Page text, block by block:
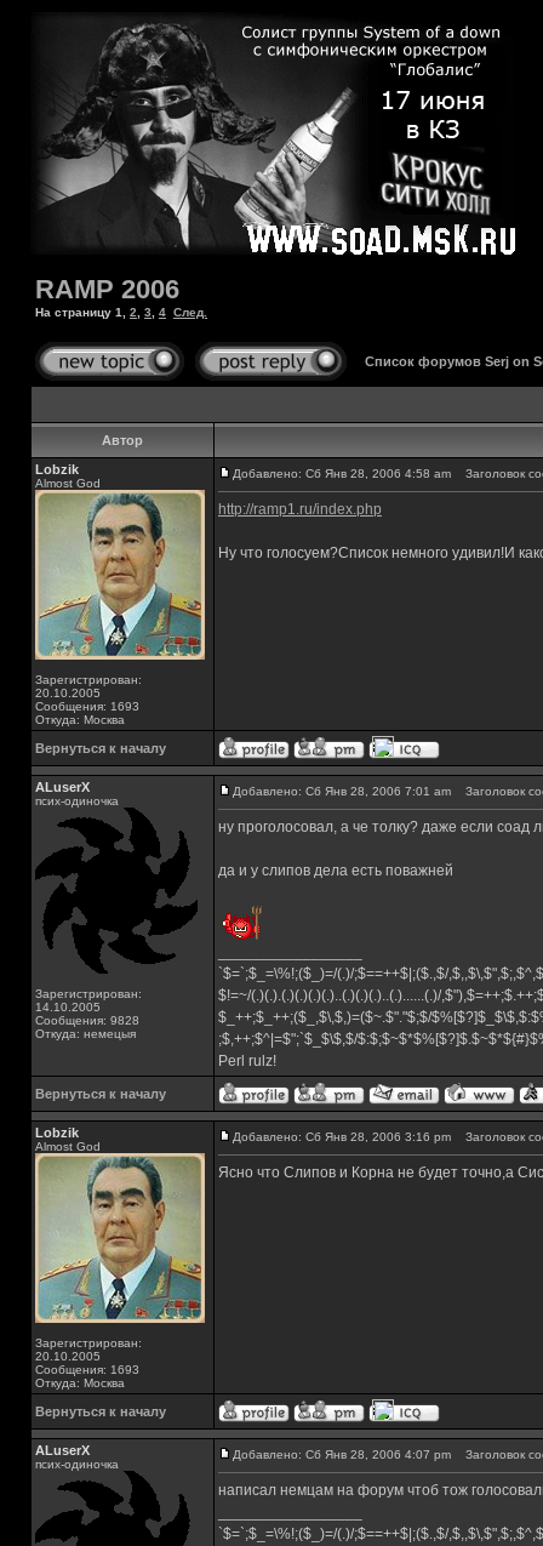
RAMP 2006
На страницу 1 2 3 4 След.
Список форумов Serj on
Автор
Lobzik
Almost God
Зарегистрирован:
20.10.2005
Сообщения: 1693
Откуда: Москва
Добавлено: Сб Янв 28, 2006 4:58 am Заголовок
http://ramp1.ru/index.php
Ну что голосуем?Список немного удивил!И
Вернуться к началу
ALuserX
псих-одиночка
Зарегистрирован:
14.10.2005
Сообщения: 9828
Откуда: немецыя
Добавлено: Сб Янв 28, 2006 7:01 am Заголовок
ну проголосовал, а че толку? даже если
да и у слипов дела есть поважней
`$=`;$_=\%!;($_)=/(.)/;$==++$|;($.,$/
$!=~/(.)(.).(.)(.)(.)(.)..(.)(.)(.)..(.)......(.)/
$_++;$_++;($_,$\,$,)=($~.$"."$;$/
;$,++;$^|=$";`$_$\$,$/
Perl rulz!
Вернуться к началу
Lobzik
Almost God
Зарегистрирован:
20.10.2005
Сообщения: 1693
Откуда: Москва
Добавлено: Сб Янв 28, 2006 3:16 pm Заголовок
Ясно что Слипов и Корна не будет точно,а
Вернуться к началу
ALuserX
псих-одиночка
Добавлено: Сб Янв 28, 2006 4:07 pm Заголовок
написал немцам на форум чтоб тож
`$=`;$_=\%!;($_)=/(.)/;$==++$|;($.,$/